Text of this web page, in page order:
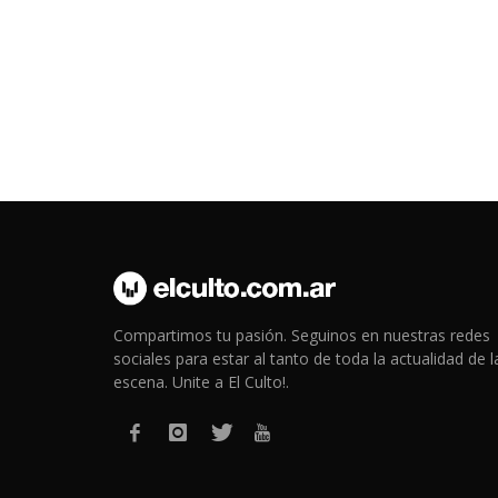
Compartimos tu pasión. Seguinos en nuestras redes
sociales para estar al tanto de toda la actualidad de
escena. Unite a El Culto!.